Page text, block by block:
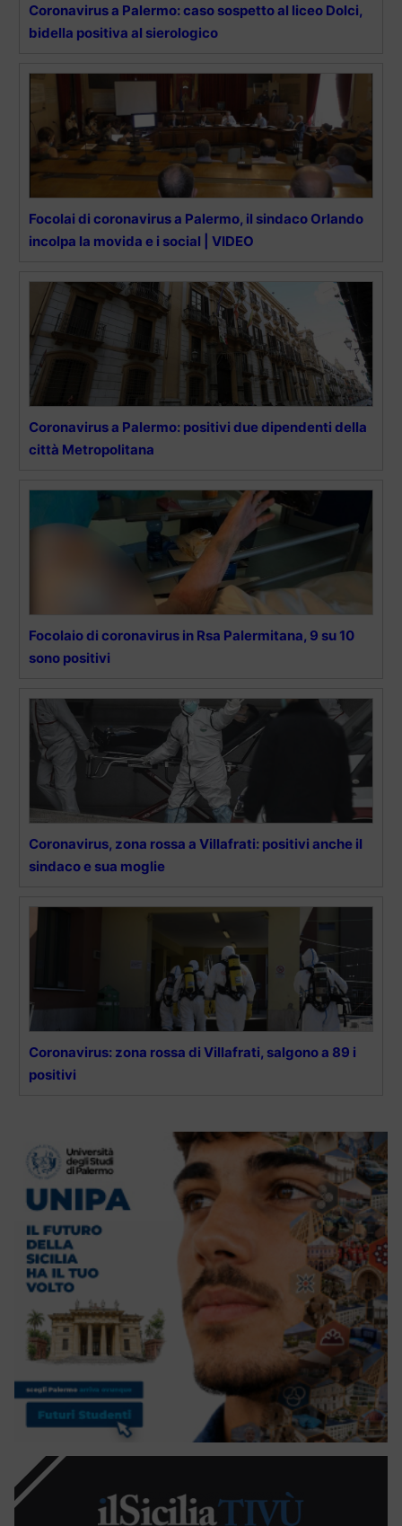
Coronavirus a Palermo: caso sospetto al liceo Dolci,
bidella positiva al sierologico
Focolai di coronavirus a Palermo, il sindaco Orlando
incolpa la movida e i social | VIDEO
Coronavirus a Palermo: positivi due dipendenti della
città Metropolitana
Focolaio di coronavirus in Rsa Palermitana, 9 su 10
sono positivi
Coronavirus, zona rossa a Villafrati: positivi anche il
sindaco e sua moglie
Coronavirus: zona rossa di Villafrati, salgono a 89 i
positivi